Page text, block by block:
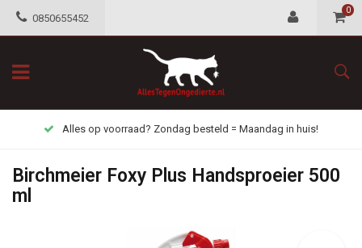
0850655452
0
Alles op voorraad? Zondag besteld = Maandag in huis!
Birchmeier Foxy Plus Handsproeier 500
ml